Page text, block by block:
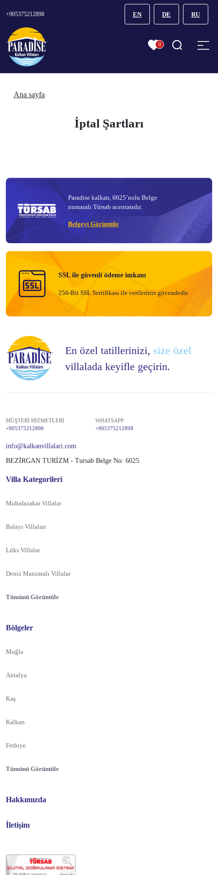
+905375212898 EN DE RU
0
Ana sayfa
İptal Şartları
Paradise kalkan, 6025’nolu Belge
numaralı Türsab acentasıdır.
Belgeyi Görüntüle
SSL ile güvenli ödeme imkanı
256-Bit SSL Sertifikası ile verileriniz güvendedir.
En özel tatillerinizi, size özel
villalada keyifle geçirin.
MÜŞTERİ HİZMETLERİ
+905375212898
WHATSAPP
+905375212898
info@kalkanvillalari.com
BEZİRGAN TURİZM - Tursab Belge No: 6025
Villa Kategorileri
Muhafazakar Villalar
Balayı Villaları
Lüks Villalar
Deniz Manzaralı Villalar
Tümünü Görüntüle
Bölgeler
Muğla
Antalya
Kaş
Kalkan
Fethiye
Tümünü Görüntüle
Hakkımızda
İletişim